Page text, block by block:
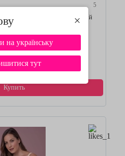
×
на українську
тут
5
4706Х с плотной формованой
подробнее
Купить